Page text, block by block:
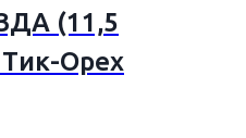
(11,5
Орех